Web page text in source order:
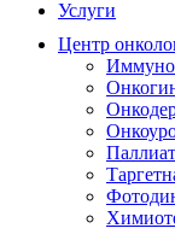
Услуги
Центр